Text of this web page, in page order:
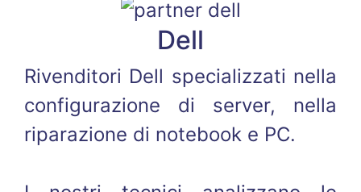
Dell
Rivenditori Dell specializzati nella
configurazione di server, nella
riparazione di notebook e PC.